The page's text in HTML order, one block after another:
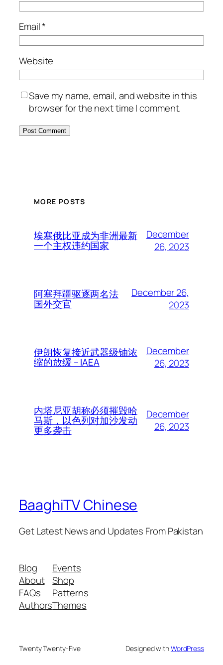
Email*
Website
Save my name, email, and website in this
browser for the next time I comment.
MORE POSTS
埃塞俄比亚成为非洲最新
一个主权违约国家
December
26, 2023
阿塞拜疆驱逐两名法
国外交官
December 26,
2023
伊朗恢复接近武器级铀浓
缩的放缓 – IAEA
December
26, 2023
内塔尼亚胡称必须摧毁哈
马斯，以色列对加沙发动
更多袭击
December
26, 2023
BaaghiTV Chinese
Get Latest News and Updates From Pakistan
Blog
About
FAQs
Authors
Events
Shop
Patterns
Themes
Twenty Twenty-Five Designed withWordPress